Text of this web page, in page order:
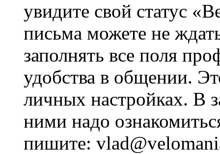
увидите свой статус
письма можете не
заполнять все поля
удобства в общении.
личных настройках. В
ними надо
пишите: